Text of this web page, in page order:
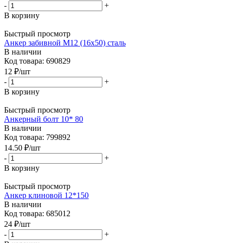
-
+
В корзину
Быстрый просмотр
Анкер забивной М12 (16x50) сталь
В наличии
Код товара: 690829
12 ₽/шт
-
+
В корзину
Быстрый просмотр
Анкерный болт 10* 80
В наличии
Код товара: 799892
14.50 ₽/шт
-
+
В корзину
Быстрый просмотр
Анкер клиновой 12*150
В наличии
Код товара: 685012
24 ₽/шт
-
+